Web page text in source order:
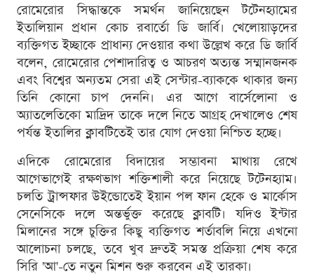
রোমেরোর সিদ্ধান্তকে সমর্থন জানিয়েছেন টটেনহ্যামের
ইতালিয়ান প্রধান কোচ রবার্তো ডি জার্বি। খেলোয়াড়দের
ব্যক্তিগত ইচ্ছাকে প্রাধান্য দেওয়ার কথা উল্লেখ করে ডি জার্বি
বলেন, রোমেরোর পেশাদারিত্ব ও আচরণ অত্যন্ত সম্মানজনক
এবং বিশ্বের অন্যতম সেরা এই সেন্টার-ব্যাককে থাকার জন্য
তিনি কোনো চাপ দেননি। এর আগে বার্সেলোনা ও
অ্যাতলেতিকো মাদ্রিদ তাকে দলে নিতে আগ্রহ দেখালেও শেষ
পর্যন্ত ইতালির ক্লাবটিতেই তার যোগ দেওয়া নিশ্চিত হচ্ছে।
এদিকে রোমেরোর বিদায়ের সম্ভাবনা মাথায় রেখে
আগেভাগেই রক্ষণভাগ শক্তিশালী করে নিয়েছে টটেনহ্যাম।
চলতি ট্রান্সফার উইন্ডোতেই ইয়ান পল ফান হেকে ও মার্কোস
সেনেসিকে দলে অন্তর্ভুক্ত করেছে ক্লাবটি। যদিও ইন্টার
মিলানের সঙ্গে চুক্তির কিছু ব্যক্তিগত শর্তাবলি নিয়ে এখনো
আলোচনা চলছে, তবে খুব দ্রুতই সমস্ত প্রক্রিয়া শেষ করে
সিরি 'আ'-তে নতুন মিশন শুরু করবেন এই তারকা।